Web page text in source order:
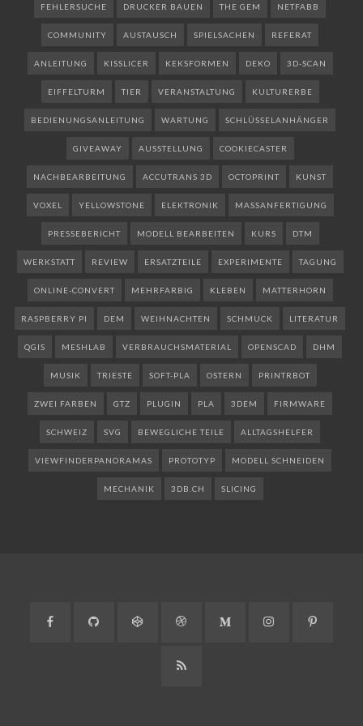
FEHLERSUCHE DRUCKER BAUEN THE GEM NETFABB
COMMUNITY AUSTAUSCH SPIELSACHEN REFERAT
ANLEITUNG KISSLICER KEKSFORMEN DEKO 3D-SCAN
EIFFELTURM TIER VERANSTALTUNG KULTURERBE
BEDIENUNGSANLEITUNG WARTUNG SCHLÜSSELANHÄNGER
GIVEAWAY AUSSTELLUNG COOKIECASTER
NACHBEARBEITUNG ACCUTRANS 3D OCTOPRINT KUNST
VOXEL YELLOWSTONE ELEKTRONIK MASSANFERTIGUNG
PRESSEBERICHT MODELL BEARBEITEN KURS DTM
WERKSTATT REVIEW ERSATZTEILE EXPERIMENTE TAGUNG
ONLINE-CONVERT MEHRFARBIG KLEBEN MATTERHORN
RASPBERRY PI DEM WEIHNACHTEN SCHMUCK LITERATUR
QGIS MESHLAB VERBRAUCHSMATERIAL OPENSCAD DHM
MUSIK TRIESTE SOFT-PLA OSTERN PRINTRBOT
ZWEI FARBEN GTZ PLUGIN PLA 3DEM FIRMWARE
SCHWEIZ SVG BEWEGLICHE TEILE ALLTAGSHELFER
VIEWFINDERPANORAMAS PROTOTYP MODELL SCHNEIDEN
MECHANIK 3DB.CH SLICING
Facebook GitHub CodePen DribbbleMedium Instagram
RSS